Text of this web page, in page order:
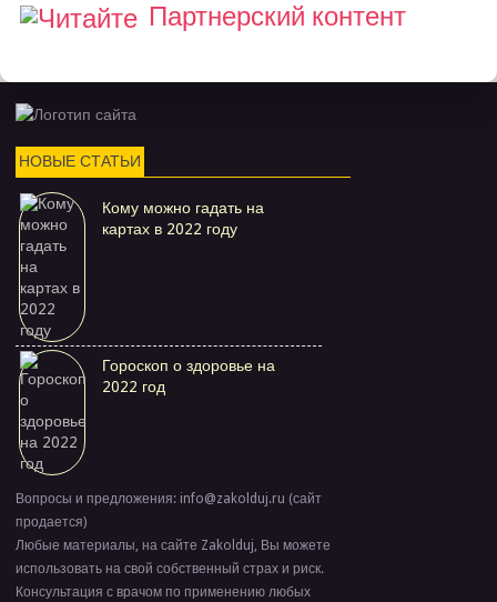
Партнерский контент
НОВЫЕ СТАТЬИ
Кому можно гадать на
картах в 2022 году
Гороскоп о здоровье на
2022 год
Вопросы и предложения: info@zakolduj.ru (сайт
продается)
Любые материалы, на сайте Zakolduj, Вы можете
использовать на свой собственный страх и риск.
Консультация с врачом по применению любых